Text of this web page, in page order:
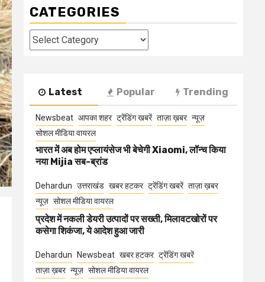
CATEGORIES
Categories
Latest Popular Trending
Newsbeat आपका शहर ट्रेंडिंग खबरें ताज़ा ख़बर न्यूज़
सोशल मीडिया वायरल
भारत में अब होम एप्लायंसेज भी बेचेगी Xiaomi, लॉन्च किया
नया Mijia सब-ब्रांड
Dehardun उत्तराखंड खबर हटकर ट्रेंडिंग खबरें ताज़ा ख़बर
न्यूज़ सोशल मीडिया वायरल
प्रदेश में नकली डेयरी उत्पादों पर सख्ती, मिलावटखोरों पर
कसेगा शिकंजा, ये आदेश हुआ जारी
Dehardun Newsbeat खबर हटकर ट्रेंडिंग खबरें
ताज़ा ख़बर न्यूज़ सोशल मीडिया वायरल